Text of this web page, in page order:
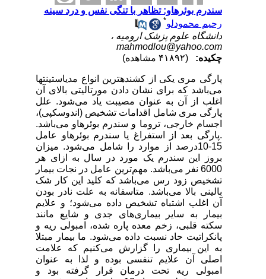
سندرم بوئرهاو: تظاهر با تنگی نفس و درد سینه
رحیم محمودلو*
دانشگاه علوم پزشک ارومیه ،
mahmodlou@yahoo.com
چکیده:
پارگی مری یکی از کشنده­ترین انواع مدیاستینت­ها
می‌باشد که برای نشان دادن مورتالیتی بالای آن
اغلب از آن به عنوان مصیبت یاد می‌شود. علل
پارگی مری شامل اقدامات تشخیص (اندوسکپی)،
اجسام خارجی، تروما و سندرم بوئرهاو می‌باشد.
.پارگی بعد از استفراغ یا سندرم بوئرهاو عامل
15-10درصد از موارد را شامل می‌شود. میزان
بروز این سندرم یک مورد در سال به ازای هر
6000 نفر می‌باشد. مهم‌ترین عامل در نجات بیمار
تشخیص زود رس می‌باشد که کلید این کار شک
بالینی بالا می‌باشد. متاسفانه به علت نادر بودن
آن اغلب اشتباه تشخیص داده می‌شود؛ و علایم
بیمار به سایر بیماری‌های جدی و شایع مانند
سکته قلبی، زخم معده پاره شده، امبولی ریه و
پانکراتیت حاد نسبت داده می‌شود. ما بیمار مبتلا
به این بیماری را گزارش می‌کنیم که علامت
اصلی آن علایم تنفسی بوده و لذا به عنوان
امبولی ریه تحت درمان قرار گرفته بود و